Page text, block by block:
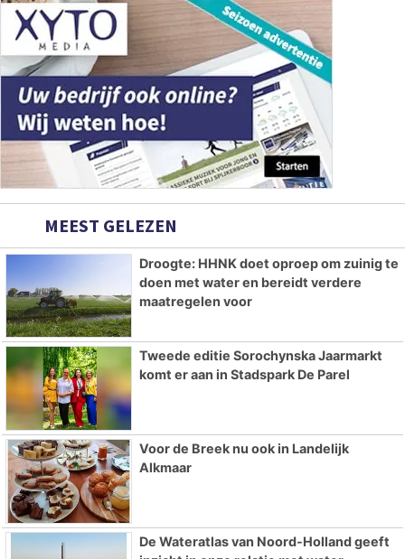
MEEST GELEZEN
Droogte: HHNK doet oproep om zuinig te
doen met water en bereidt verdere
maatregelen voor
Tweede editie Sorochynska Jaarmarkt
komt er aan in Stadspark De Parel
Voor de Breek nu ook in Landelijk
Alkmaar
De Wateratlas van Noord-Holland geeft